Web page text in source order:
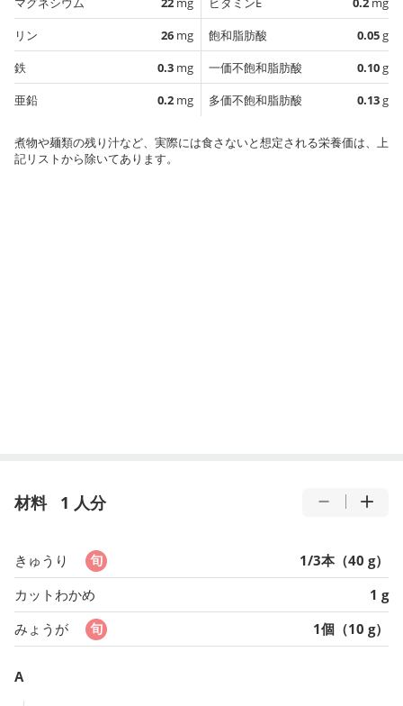
リン
26 mg
鉄
0.3 mg
亜鉛
0.2 mg
飽和脂肪酸
0.05g
一価不飽和脂肪酸
0.10g
多価不飽和脂肪酸
0.13g
煮物や麺類の残り汁など、実際には食さないと想定される栄養価は、上
記リストから除いてあります。
材料 1 人分
きゅうり
1/3本（40 g）
カットわかめ
1 g
みょうが
1個（10 g）
A